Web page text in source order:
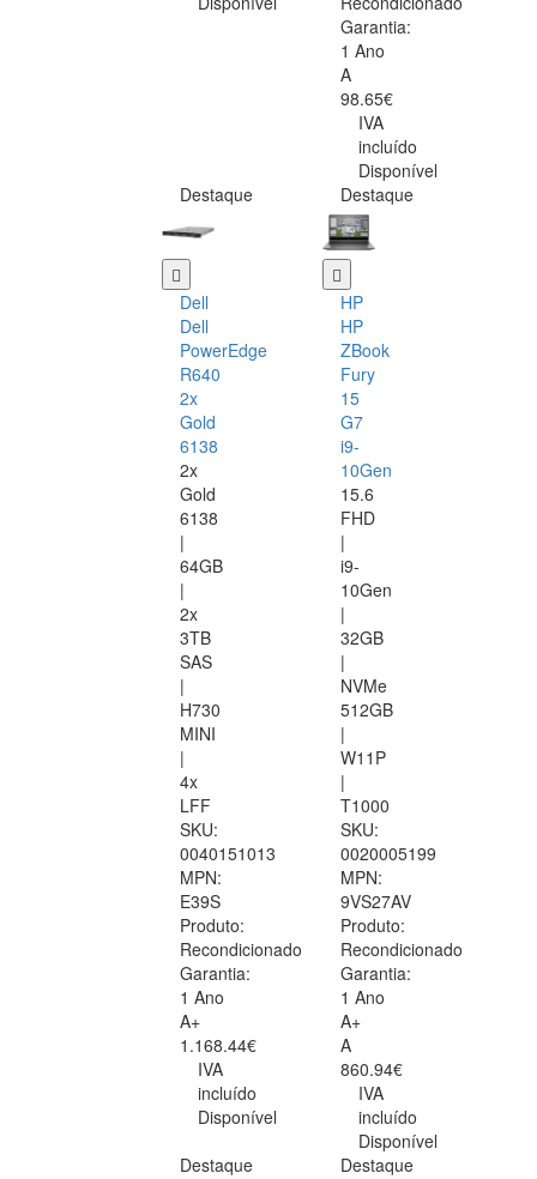
Garantia:
1 Ano
A
98.65€
IVA
incluído
Disponível
Destaque
Dell
Dell
PowerEdge
R640
2x
Gold
6138
2x
Gold
6138
|
64GB
|
2x
3TB
SAS
|
H730
MINI
|
4x
LFF
SKU:
0040151013
MPN:
E39S
Produto:
Recondicionado
Garantia:
1 Ano
A+
1.168.44€
IVA
incluído
Disponível
Destaque
HP
HP
ZBook
Fury
15
G7
i9-
10Gen
15.6
FHD
|
i9-
10Gen
|
32GB
|
NVMe
512GB
|
W11P
|
T1000
SKU:
0020005199
MPN:
9VS27AV
Produto:
Recondicionado
Garantia:
1 Ano
A+
A
860.94€
IVA
incluído
Disponível
Destaque
Destaque